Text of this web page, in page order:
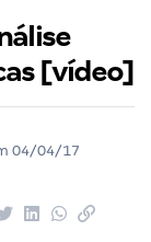
[vídeo]
04/04/17